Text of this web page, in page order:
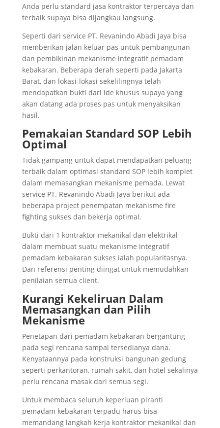
Anda perlu standard jasa kontraktor terpercaya dan
terbaik supaya bisa dijangkau langsung.
Seperti dari service PT. Revanindo Abadi Jaya bisa
memberikan jalan keluar pas untuk pembangunan
dan pembikinan mekanisme integratif pemadam
kebakaran. Beberapa derah seperti pada Jakarta
Barat, dan lokasi-lokasi sekelilingnya telah
mendapatkan bukti dari ide khusus supaya yang
akan datang ada proses pas untuk menyaksikan
hasil.
Pemakaian Standard SOP Lebih
Optimal
Tidak gampang untuk dapat mendapatkan peluang
terbaik dalam optimasi standard SOP lebih komplet
dalam memasangkan mekanisme pemada. Lewat
service PT. Revanindo Abadi Jaya berikut ada
beberapa project penempatan mekanisme fire
fighting sukses dan bekerja optimal.
Bukti dari 1 kontraktor mekanikal dan elektrikal
dalam membuat suatu mekanisme integratif
pemadam kebakaran sukses ialah popularitasnya.
Dan referensi penting diingat untuk memudahkan
penilaian semua client.
Kurangi Kekeliruan Dalam
Memasangkan dan Pilih
Mekanisme
Penetapan dari pemadam kebakaran bergantung
pada segi rencana sampai tersedianya dana.
Kenyataannya pada konstruksi bangunan gedung
seperti perkantoran, rumah sakit, dan hotel sekalinya
perlu rencana masak dari semua segi.
Untuk membaca seluruh keperluan piranti
pemadam kebakaran terpadu harus bisa
memandang langkah kerja kontraktor mekanikal dan